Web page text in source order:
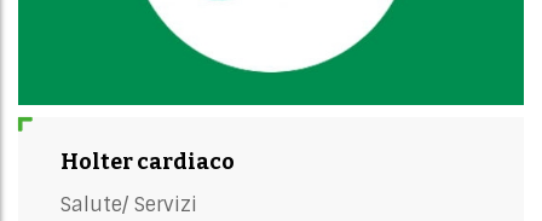
Holter cardiaco
Salute/ Servizi